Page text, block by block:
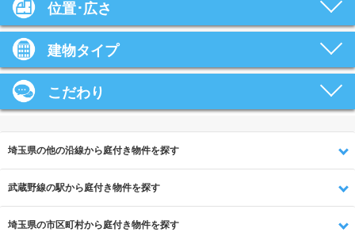
位置･広さ
建物タイプ
こだわり
埼玉県の他の沿線から庭付き物件を探す
武蔵野線の駅から庭付き物件を探す
埼玉県の市区町村から庭付き物件を探す